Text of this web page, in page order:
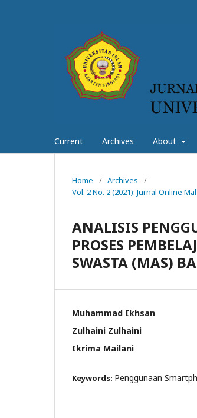
Current Archives About
Home / Archives
/
Vol. 2 No. 2 (2021): Jurnal Online
ANALISIS
PROSES
SWASTA (MAS)
Muhammad Ikhsan
Zulhaini Zulhaini
Ikrima Mailani
Keywords: Penggunaan